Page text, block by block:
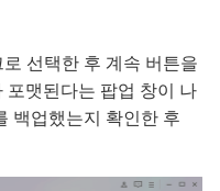
선택한 후 계속 버튼을
포맷된다는 팝업 창이 나
백업했는지 확인한 후